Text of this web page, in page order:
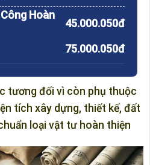
Hoàn
45.000.050đ
75.000.050đ
tương đối vì còn phụ thuộc
tích xây dựng, thiết kế, đất
loại vật tư hoàn thiện